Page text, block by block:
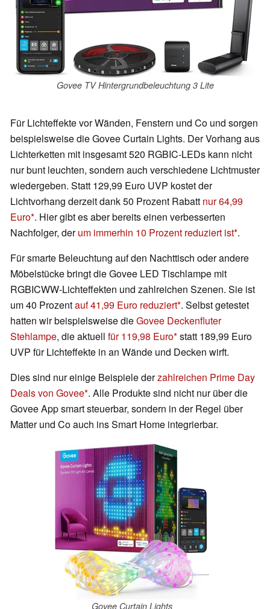
Govee TV Hintergrundbeleuchtung 3 Lite
Für Lichteffekte vor Wänden, Fenstern und Co und sorgen
beispielsweise die Govee Curtain Lights. Der Vorhang aus
Lichterketten mit insgesamt 520 RGBIC-LEDs kann nicht
nur bunt leuchten, sondern auch verschiedene Lichtmuster
wiedergeben. Statt 129,99 Euro UVP kostet der
Lichtvorhang derzeit dank 50 Prozent Rabatt nur 64,99
Euro . Hier gibt es aber bereits einen verbesserten
Nachfolger, derum immerhin 10 Prozent reduziert ist .
Für smarte Beleuchtung auf den Nachttisch oder andere
Möbelstücke bringt die Govee LED Tischlampe mit
RGBICWW-Lichteffekten und zahlreichen Szenen. Sie ist
um 40 Prozentauf 41,99 Euro reduziert . Selbst getestet
hatten wir beispielsweise dieGovee Deckenfluter
Stehlampe, die aktuell für 119,98 Euro statt 189,99 Euro
UVP für Lichteffekte in an Wände und Decken wirft.
Dies sind nur einige Beispiele derzahlreichen Prime Day
Deals von Govee . Alle Produkte sind nicht nur über die
Govee App smart steuerbar, sondern in der Regel über
Matter und Co auch ins Smart Home integrierbar.
Govee Curtain Lights